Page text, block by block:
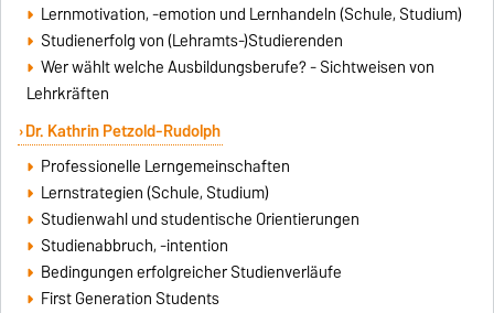
Lernmotivation, -emotion und Lernhandeln (Schule, Studium)
Studienerfolg von (Lehramts-)Studierenden
Wer wählt welche Ausbildungsberufe? - Sichtweisen von
Lehrkräften
Dr. Kathrin Petzold-Rudolph
Professionelle Lerngemeinschaften
Lernstrategien (Schule, Studium)
Studienwahl und studentische Orientierungen
Studienabbruch, -intention
Bedingungen erfolgreicher Studienverläufe
First Generation Students